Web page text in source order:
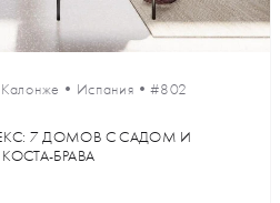
Калонже • Испания •#802
7 ДОМОВ С САДОМ И
БРАВА